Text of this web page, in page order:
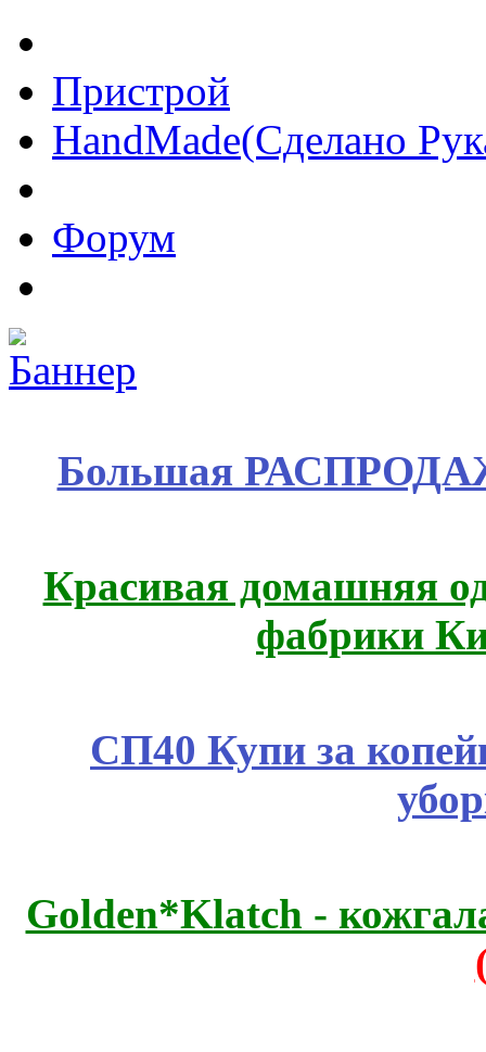
Пристрой
HandMade(Сделано
Форум
Большая
Красивая домашняя
фабрики
СП40 Купи за
Golden*Klatch -